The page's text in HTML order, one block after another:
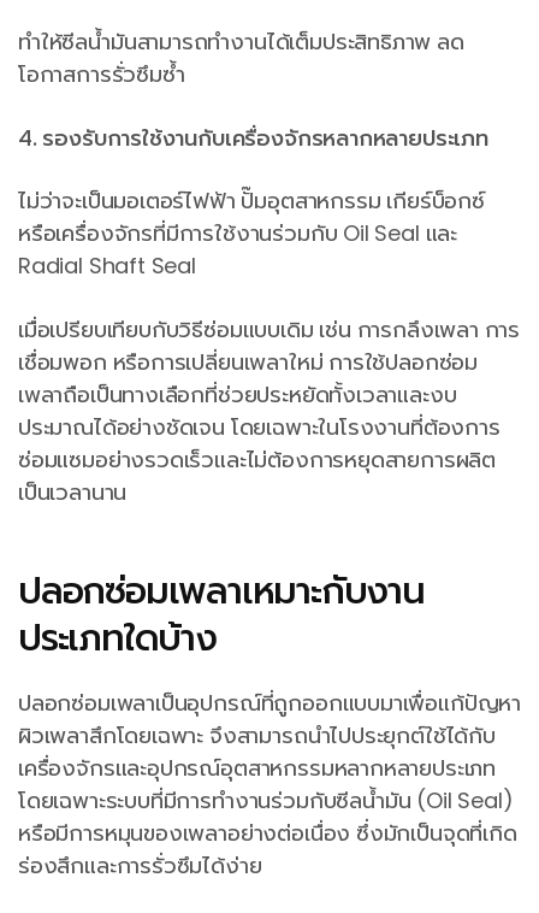
ทำให้ซีลน้ำมันสามารถทำงานได้เต็มประสิทธิภาพ ลด
โอกาสการรั่วซึมซ้ำ
4. รองรับการใช้งานกับเครื่องจักรหลากหลายประเภท
ไม่ว่าจะเป็นมอเตอร์ไฟฟ้า ปั๊มอุตสาหกรรม เกียร์บ็อกซ์
หรือเครื่องจักรที่มีการใช้งานร่วมกับ Oil Seal และ
Radial Shaft Seal
เมื่อเปรียบเทียบกับวิธีซ่อมแบบเดิม เช่น การกลึงเพลา การ
เชื่อมพอก หรือการเปลี่ยนเพลาใหม่ การใช้ปลอกซ่อม
เพลาถือเป็นทางเลือกที่ช่วยประหยัดทั้งเวลาและงบ
ประมาณได้อย่างชัดเจน โดยเฉพาะในโรงงานที่ต้องการ
ซ่อมแซมอย่างรวดเร็วและไม่ต้องการหยุดสายการผลิต
เป็นเวลานาน
ปลอกซ่อมเพลาเหมาะกับงาน
ประเภทใดบ้าง
ปลอกซ่อมเพลาเป็นอุปกรณ์ที่ถูกออกแบบมาเพื่อแก้ปัญหา
ผิวเพลาสึกโดยเฉพาะ จึงสามารถนำไปประยุกต์ใช้ได้กับ
เครื่องจักรและอุปกรณ์อุตสาหกรรมหลากหลายประเภท
โดยเฉพาะระบบที่มีการทำงานร่วมกับซีลน้ำมัน (Oil Seal)
หรือมีการหมุนของเพลาอย่างต่อเนื่อง ซึ่งมักเป็นจุดที่เกิด
ร่องสึกและการรั่วซึมได้ง่าย